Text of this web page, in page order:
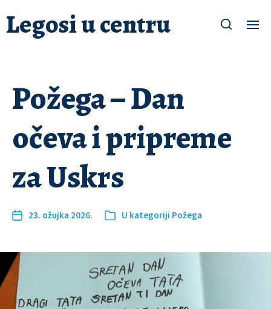
Legosi u centru
Požega – Dan
očeva i pripreme
za Uskrs
23. ožujka 2026. U kategoriji Požega